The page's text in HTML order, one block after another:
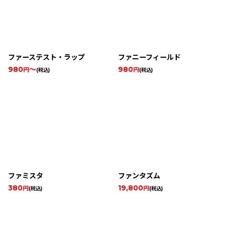
ファーステスト・ラップ
980円～(税込)
ファニーフィールド
980円(税込)
ファミスタ
380円(税込)
ファンタズム
19,800円(税込)